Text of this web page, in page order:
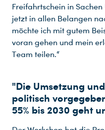
Freifahrtschein in
jetzt in allen Belangen
möchte ich mit gutem
voran gehen und mein
Team teilen.“
"Die Umsetzung
politisch
55% bis 2030 geht